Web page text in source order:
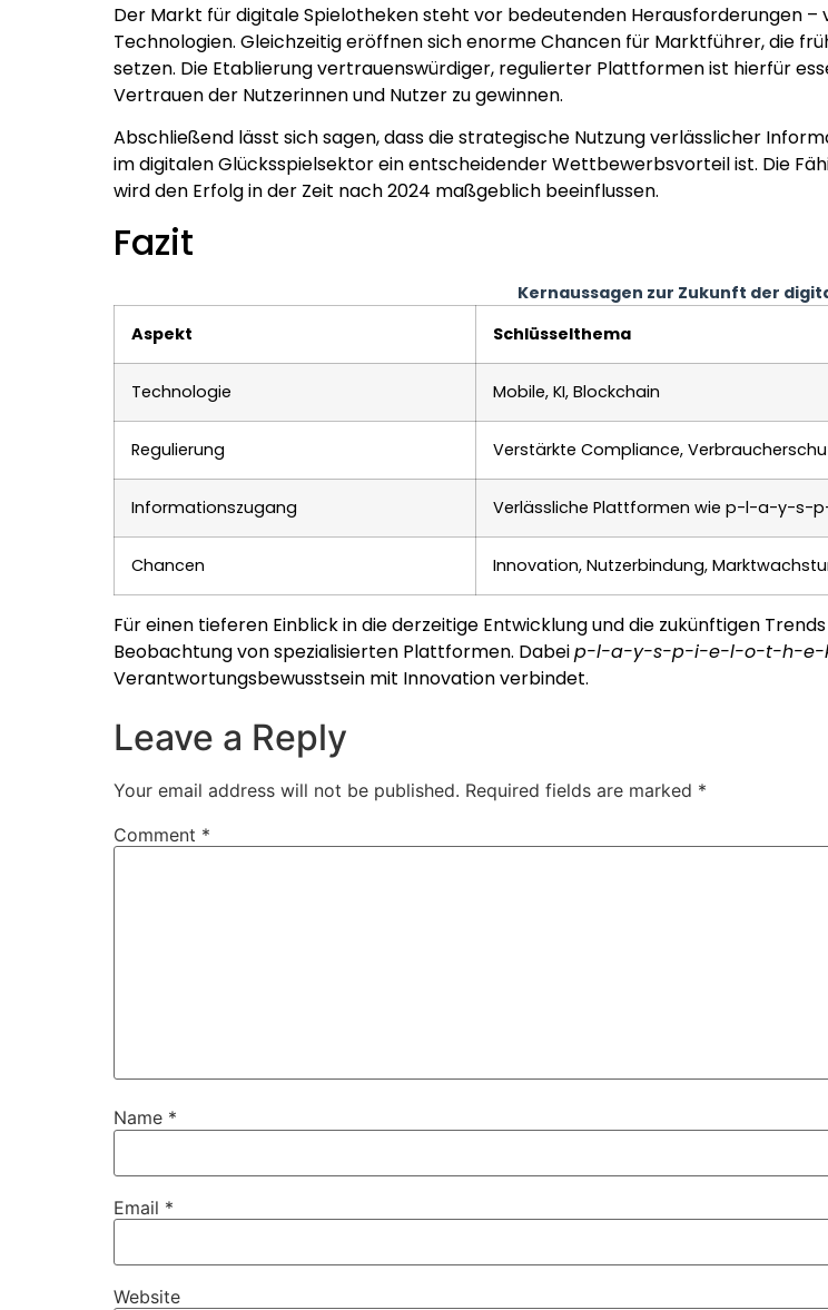
Leave a Reply
Your email address will not be published. Required fields are marked *
Comment *
Name *
Email *
Website
Der Markt für digitale Spielotheken steht vor bedeutenden Herausforderungen
Technologien. Gleichzeitig eröffnen sich enorme Chancen für Marktführer, die
setzen. Die Etablierung vertrauenswürdiger, regulierter Plattformen ist hierfür
Vertrauen der Nutzerinnen und Nutzer zu gewinnen.
Abschließend lässt sich sagen, dass die strategische Nutzung verlässlicher
im digitalen Glücksspielsektor ein entscheidender Wettbewerbsvorteil ist. Die
wird den Erfolg in der Zeit nach 2024 maßgeblich beeinflussen.
Fazit
Kernaussagen zur Zukunft der
Aspekt
Schlüsselthema
Technologie Mobile, KI, Blockchain
Regulierung Verstärkte Compliance,
Informationszugang Verlässliche Plattformen wie p-l-a-y-
Chancen Innovation, Nutzerbindung,
Für einen tieferen Einblick in die derzeitige Entwicklung und die zukünftigen
Beobachtung von spezialisierten Plattformen. Dabeip-l-a-y-s-p-i-e-l-o-t-h-e-
Verantwortungsbewusstsein mit Innovation verbindet.